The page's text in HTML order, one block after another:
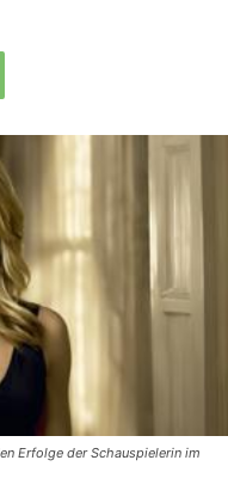
Erfolge der Schauspielerin im